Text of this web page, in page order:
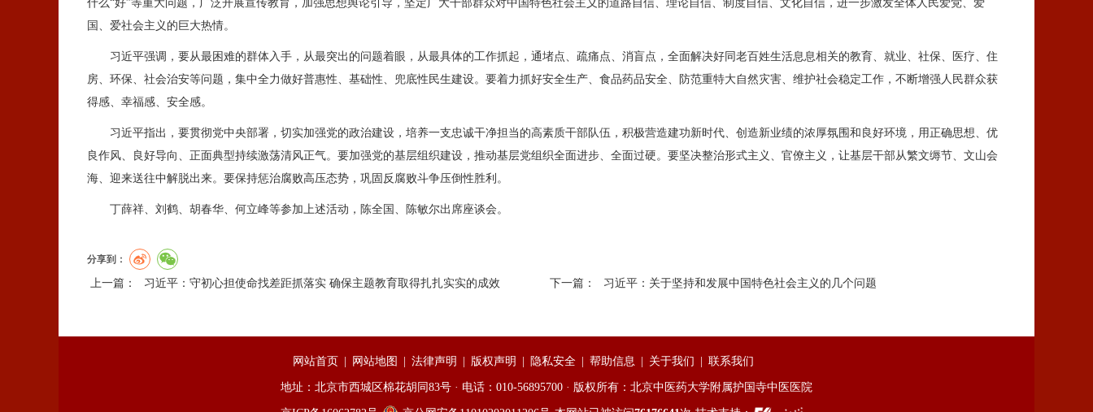
什么“好”等重大问题，广泛开展宣传教育，加强思想舆论引导，坚定广大干部群众对中国特色社会主义的道路自信、理论自信、制度自信、文化自信，进一步激发全体人民爱党、爱
国、爱社会主义的巨大热情。
习近平强调，要从最困难的群体入手，从最突出的问题着眼，从最具体的工作抓起，通堵点、疏痛点、消盲点，全面解决好同老百姓生活息息相关的教育、就业、社保、医疗、住
房、环保、社会治安等问题，集中全力做好普惠性、基础性、兜底性民生建设。要着力抓好安全生产、食品药品安全、防范重特大自然灾害、维护社会稳定工作，不断增强人民群众获
得感、幸福感、安全感。
习近平指出，要贯彻党中央部署，切实加强党的政治建设，培养一支忠诚干净担当的高素质干部队伍，积极营造建功新时代、创造新业绩的浓厚氛围和良好环境，用正确思想、优
良作风、良好导向、正面典型持续激荡清风正气。要加强党的基层组织建设，推动基层党组织全面进步、全面过硬。要坚决整治形式主义、官僚主义，让基层干部从繁文缛节、文山会
海、迎来送往中解脱出来。要保持惩治腐败高压态势，巩固反腐败斗争压倒性胜利。
丁薛祥、刘鹤、胡春华、何立峰等参加上述活动，陈全国、陈敏尔出席座谈会。
分享到：
上一篇： 习近平：守初心担使命找差距抓落实 确保主题教育取得扎扎实实的成效 下一篇： 习近平：关于坚持和发展中国特色社会主义的几个问题
网站首页 网站地图 法律声明 版权声明 隐私安全 帮助信息 关于我们 联系我们
地址：北京市西城区棉花胡同83号 · 电话：010-56895700 · 版权所有：北京中医药大学附属护国寺中医医院